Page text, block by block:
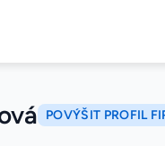
POVÝŠIT PROFIL